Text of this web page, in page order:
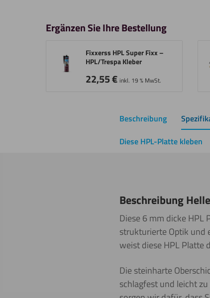
Ergänzen Sie Ihre Bestellung
Fixxerss HPL Super Fixx –
HPL/Trespa Kleber
22,55€ inkl. 19 % MwSt.
Beschreibung
Diese HPL-Platte kleben
Beschreibung
Diese 6 mm dicke HPL
strukturierte Optik und
weist diese HPL Platte
Die steinharte
schlagfest und leicht